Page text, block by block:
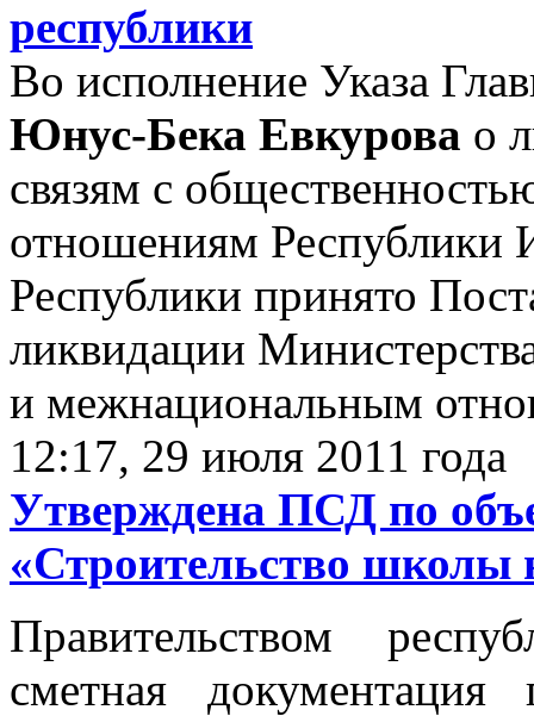
республики
Во исполнение Указа
Юнус-Бека Евкурова о
связям с
отношениям Республики
Республики принято
ликвидации
и межнациональным
12:17, 29 июля 2011 года
Утверждена ПСД по
«Строительство школы
Правительством
сметная документация